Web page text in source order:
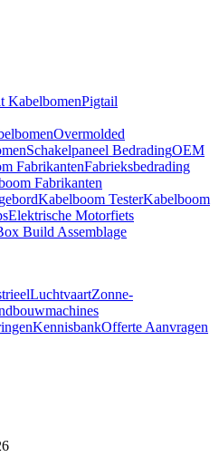
KabelbomenPigtail
Overmolded
Schakelpaneel BedradingOEM
FabrikantenFabrieksbedrading
Fabrikanten
Kabelboom TesterKabelboom
Elektrische Motorfiets
Build Assemblage
LuchtvaartZonne-
KennisbankOfferte Aanvragen